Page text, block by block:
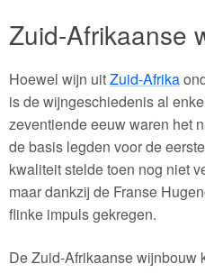
Zuid-Afrikaanse
Hoewel wijn uitZuid-Afrika
is de wijngeschiedenis al
zeventiende eeuw waren het
de basis legden voor de
kwaliteit stelde toen nog niet
maar dankzij de Franse
flinke impuls gekregen.
De Zuid-Afrikaanse wijnbouw